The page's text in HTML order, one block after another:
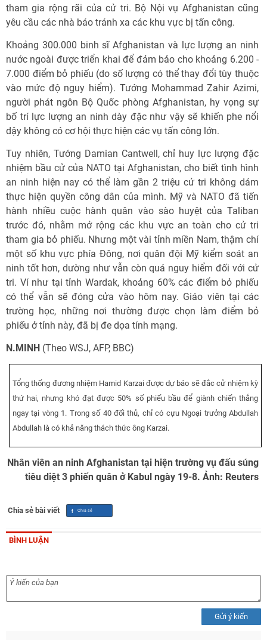
tham gia rộng rãi của cử tri. Bộ Nội vụ Afghanistan cũng
yêu cầu các nhà báo tránh xa các khu vực bị tấn công.
Khoảng 300.000 binh sĩ Afghanistan và lực lượng an ninh
nước ngoài được triển khai để đảm bảo cho khoảng 6.200 -
7.000 điểm bỏ phiếu (do số lượng có thể thay đổi tùy thuộc
vào mức độ nguy hiểm). Tướng Mohammad Zahir Azimi,
người phát ngôn Bộ Quốc phòng Afghanistan, hy vọng sự
bố trí lực lượng an ninh dày đặc như vậy sẽ khiến phe nổi
dậy không có cơ hội thực hiện các vụ tấn công lớn.
Tuy nhiên, Tướng Damian Cantwell, chỉ huy lực lượng đặc
nhiệm bầu cử của NATO tại Afghanistan, cho biết tình hình
an ninh hiện nay có thể làm gần 2 triệu cử tri không dám
thực hiện quyền công dân của mình. Mỹ và NATO đã tiến
hành nhiều cuộc hành quân vào sào huyệt của Taliban
trước đó, nhằm mở rộng các khu vực an toàn cho cử tri
tham gia bỏ phiếu. Nhưng một vài tỉnh miền Nam, thậm chí
một số khu vực phía Đông, nơi quân đội Mỹ kiểm soát an
ninh tốt hơn, dường như vẫn còn quá nguy hiểm đối với cử
tri. Ví như tại tỉnh Wardak, khoảng 60% các điểm bỏ phiếu
có thể vẫn sẽ đóng cửa vào hôm nay. Giáo viên tại các
trường học, những nơi thường được chọn làm điểm bỏ
phiếu ở tỉnh này, đã bị đe dọa tính mạng.
N.MINH (Theo WSJ, AFP, BBC)
Tổng thống đương nhiệm Hamid Karzai được dự báo sẽ đắc cử nhiệm kỳ
thứ hai, nhưng khó đạt được 50% số phiếu bầu để giành chiến thắng
ngay tại vòng 1. Trong số 40 đối thủ, chỉ có cựu Ngoại trưởng Abdullah
Abdullah là có khả năng thách thức ông Karzai.
Nhân viên an ninh Afghanistan tại hiện trường vụ đấu súng
tiêu diệt 3 phiến quân ở Kabul ngày 19-8. Ảnh: Reuters
Chia sẻ bài viết
BÌNH LUẬN
Gửi ý kiến